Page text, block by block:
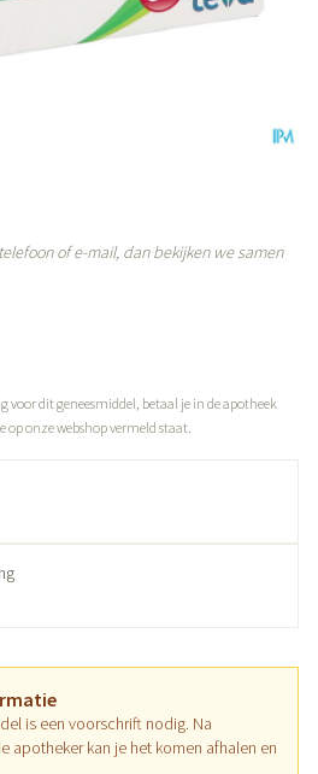
voor dit geneesmiddel, betaal je in de apotheek
op onze webshop vermeld staat.
is een voorschrift nodig. Na
apotheker kan je het komen afhalen en
of e-mail, dan bekijken we samen